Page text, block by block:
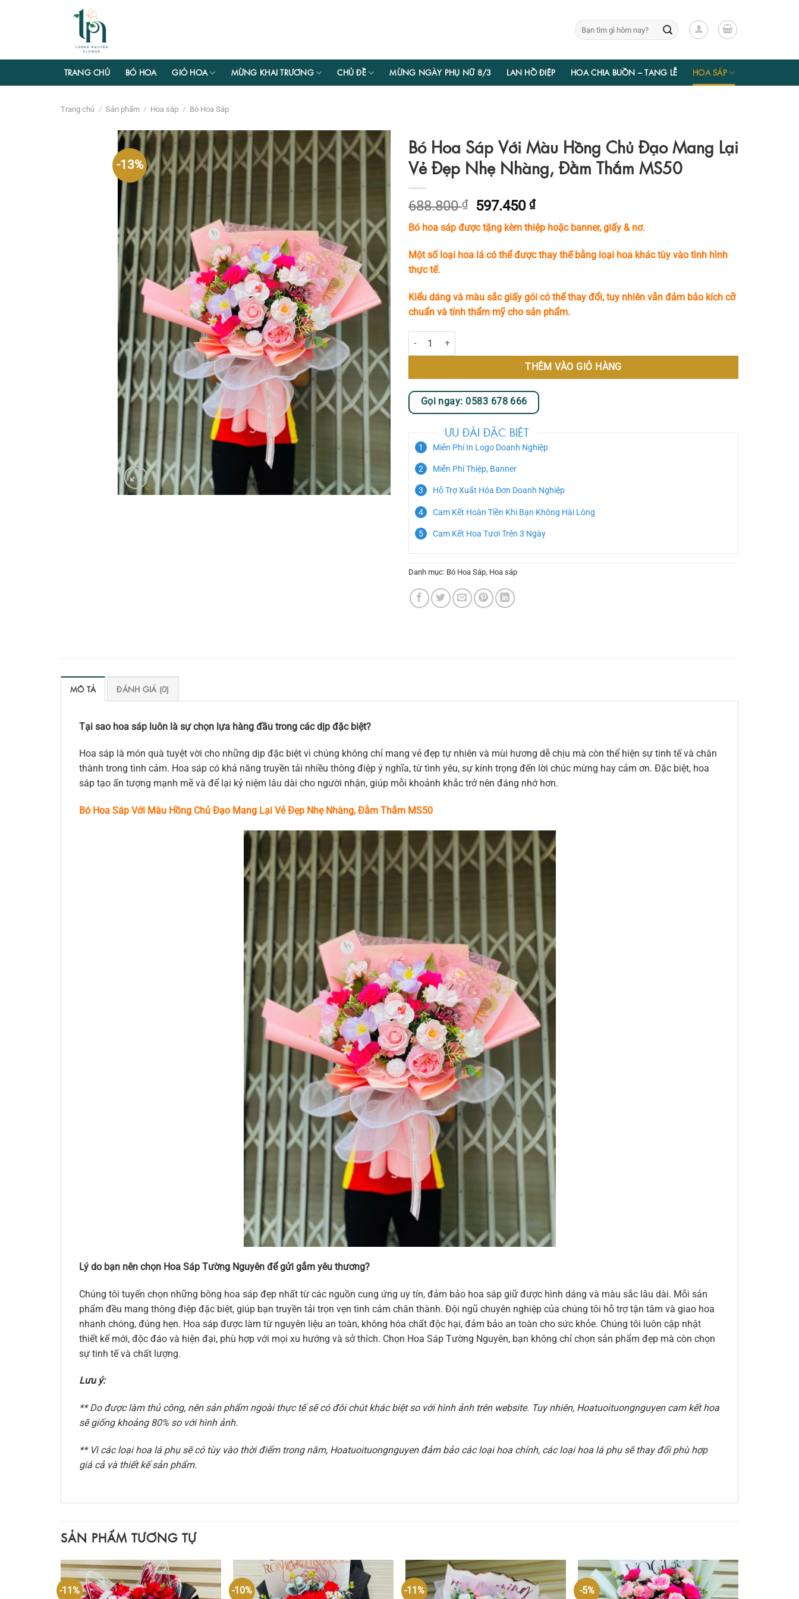
Tìm
kiếm:
TRANG CHỦ BÓ HOA GIỎ HOA MỪNG KHAI TRƯƠNG CHỦ ĐỀ MỪNG NGÀY PHỤ NỮ 8/3 LAN HỒ ĐIỆP HOA CHIA BUỒN – TANG LỄ HOA SÁP
Trang chủ / Sản phẩm / Hoa sáp / Bó Hoa Sáp
-13%
Bó Hoa Sáp Với Màu Hồng Chủ Đạo Mang Lại
Vẻ Đẹp Nhẹ Nhàng, Đằm Thắm MS50
688.800₫
Giá
gốc
là:
688.800 ₫.
597.450₫Giá
hiện
tại
là:
597.450 ₫.
Bó hoa sáp được tặng kèm thiệp hoặc banner, giấy & nơ.
Một số loại hoa lá có thể được thay thế bằng loại hoa khác tùy vào tình hình
thực tế.
Kiểu dáng và màu sắc giấy gói có thể thay đổi, tuy nhiên vẫn đảm bảo kích cỡ
chuẩn và tính thẩm mỹ cho sản phẩm.
Bó Hoa Sáp Với Màu Hồng Chủ Đạo Mang Lại Vẻ Đẹp Nhẹ Nhàng, Đằm Thắm MS50 số lượng
THÊM VÀO GIỎ HÀNG
Gọi ngay: 0583 678 666
ƯU ĐÃI ĐẶC BIỆT
Miễn Phí In Logo Doanh Nghiệp
Miễn Phí Thiệp, Banner
Hỗ Trợ Xuất Hóa Đơn Doanh Nghiệp
Cam Kết Hoàn Tiền Khi Bạn Không Hài Lòng
Cam Kết Hoa Tươi Trên 3 Ngày
Danh mục: Bó Hoa Sáp Hoa sáp
MÔ TẢ ĐÁNH GIÁ (0)
Tại sao hoa sáp luôn là sự chọn lựa hàng đầu trong các dịp đặc biệt?
Hoa sáp là món quà tuyệt vời cho những dịp đặc biệt vì chúng không chỉ mang vẻ đẹp tự nhiên và mùi hương dễ chịu mà còn thể hiện sự tinh tế và chân
thành trong tình cảm. Hoa sáp có khả năng truyền tải nhiều thông điệp ý nghĩa, từ tình yêu, sự kính trọng đến lời chúc mừng hay cảm ơn. Đặc biệt, hoa
sáp tạo ấn tượng mạnh mẽ và để lại kỷ niệm lâu dài cho người nhận, giúp mỗi khoảnh khắc trở nên đáng nhớ hơn.
Bó Hoa Sáp Với Màu Hồng Chủ Đạo Mang Lại Vẻ Đẹp Nhẹ Nhàng, Đằm Thắm MS50
Lý do bạn nên chọn Hoa Sáp Tường Nguyên để gửi gắm yêu thương?
Chúng tôi tuyển chọn những bông hoa sáp đẹp nhất từ các nguồn cung ứng uy tín, đảm bảo hoa sáp giữ được hình dáng và màu sắc lâu dài. Mỗi sản
phẩm đều mang thông điệp đặc biệt, giúp bạn truyền tải trọn vẹn tình cảm chân thành. Đội ngũ chuyên nghiệp của chúng tôi hỗ trợ tận tâm và giao hoa
nhanh chóng, đúng hẹn. Hoa sáp được làm từ nguyên liệu an toàn, không hóa chất độc hại, đảm bảo an toàn cho sức khỏe. Chúng tôi luôn cập nhật
thiết kế mới, độc đáo và hiện đại, phù hợp với mọi xu hướng và sở thích. Chọn Hoa Sáp Tường Nguyên, bạn không chỉ chọn sản phẩm đẹp mà còn chọn
sự tinh tế và chất lượng.
Lưu ý:
** Do được làm thủ công, nên sản phẩm ngoài thực tế sẽ có đôi chút khác biệt so với hình ảnh trên website. Tuy nhiên, Hoatuoituongnguyen cam kết hoa
sẽ giống khoảng 80% so với hình ảnh.
** Vì các loại hoa lá phụ sẽ có tùy vào thời điểm trong năm, Hoatuoituongnguyen đảm bảo các loại hoa chính, các loại hoa lá phụ sẽ thay đổi phù hợp
giá cả và thiết kế sản phẩm.
SẢN PHẨM TƯƠNG TỰ
-11% -10% -11% -5%